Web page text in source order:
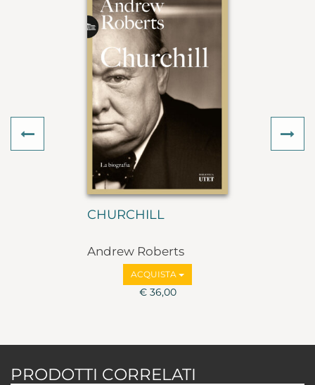
CHURCHILL
Andrew Roberts
ACQUISTA
€ 36,00
Previous
PRODOTTI CORRELATI